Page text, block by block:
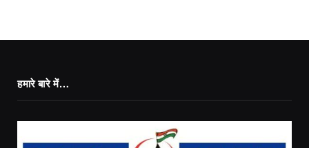
हमारे बारे में…